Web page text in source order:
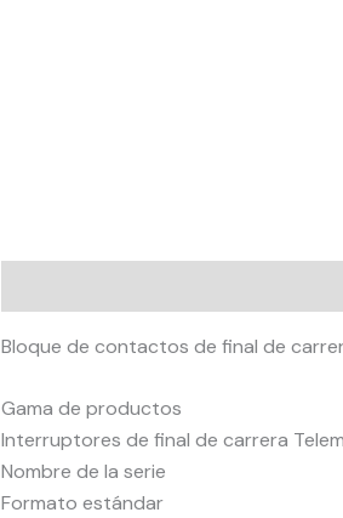
Bloque de contactos de final de
Gama de productos
Interruptores de final de carrera
Nombre de la serie
Formato estándar